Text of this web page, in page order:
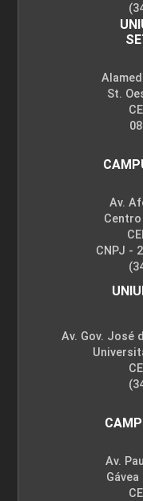
St.
Av.
CNPJ -
Av. Gov. José
Av.